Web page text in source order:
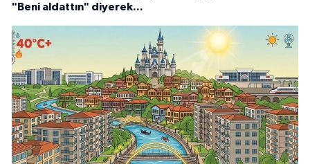
"Beni aldattın" diyerek...